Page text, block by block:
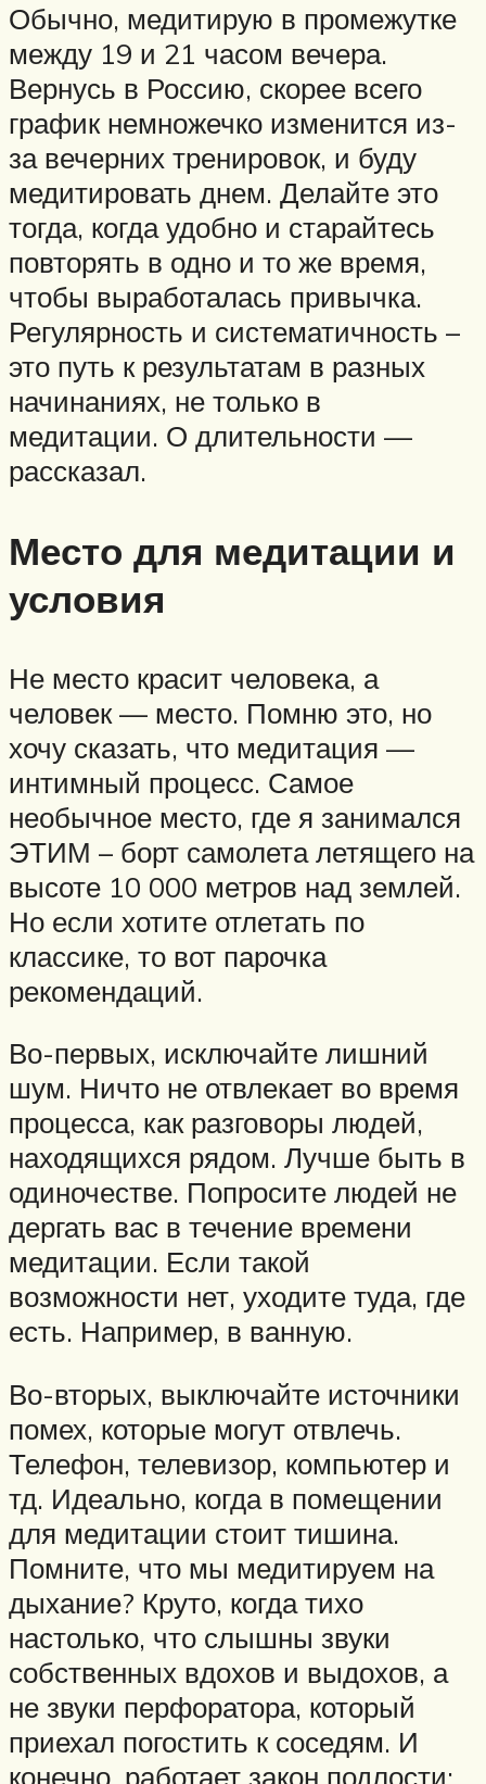
Обычно, медитирую в промежутке
между 19 и 21 часом вечера.
Вернусь в Россию, скорее всего
график немножечко изменится из-
за вечерних тренировок, и буду
медитировать днем. Делайте это
тогда, когда удобно и старайтесь
повторять в одно и то же время,
чтобы выработалась привычка.
Регулярность и систематичность –
это путь к результатам в разных
начинаниях, не только в
медитации. О длительности —
рассказал.
Место для медитации и
условия
Не место красит человека, а
человек — место. Помню это, но
хочу сказать, что медитация —
интимный процесс. Самое
необычное место, где я занимался
ЭТИМ – борт самолета летящего на
высоте 10 000 метров над землей.
Но если хотите отлетать по
классике, то вот парочка
рекомендаций.
Во-первых, исключайте лишний
шум. Ничто не отвлекает во время
процесса, как разговоры людей,
находящихся рядом. Лучше быть в
одиночестве. Попросите людей не
дергать вас в течение времени
медитации. Если такой
возможности нет, уходите туда, где
есть. Например, в ванную.
Во-вторых, выключайте источники
помех, которые могут отвлечь.
Телефон, телевизор, компьютер и
тд. Идеально, когда в помещении
для медитации стоит тишина.
Помните, что мы медитируем на
дыхание? Круто, когда тихо
настолько, что слышны звуки
собственных вдохов и выдохов, а
не звуки перфоратора, который
приехал погостить к соседям. И
конечно, работает закон подлости: